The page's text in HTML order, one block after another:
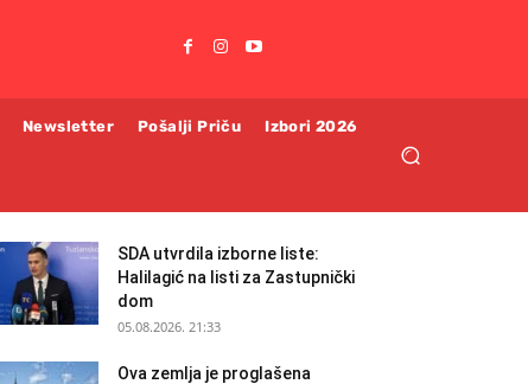
Newsletter Pošalji Priču Izbori 2026
SDA utvrdila izborne liste:
Halilagić na listi za Zastupnički
dom
05.08.2026. 21:33
Ova zemlja je proglašena